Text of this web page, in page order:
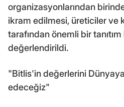
organizasyonlarından
ikram edilmesi, üreticiler ve
tarafından önemli bir tanıtım
değerlendirildi.
"Bitlis'in değerlerini
edeceğiz"